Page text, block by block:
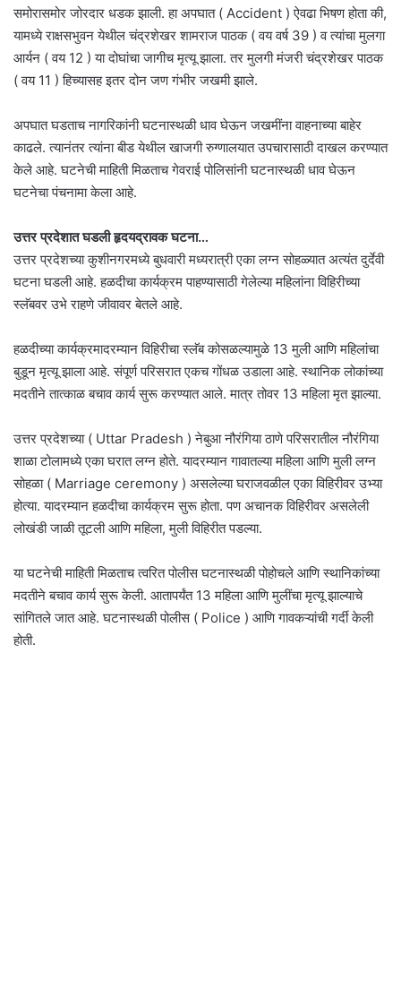
समोरासमोर जोरदार धडक झाली. हा अपघात ( Accident ) ऐवढा भिषण होता की,
यामध्ये राक्षसभुवन येथील चंद्रशेखर शामराज पाठक ( वय वर्ष 39 ) व त्यांचा मुलगा
आर्यन ( वय 12 ) या दोघांचा जागीच मृत्यू झाला. तर मुलगी मंजरी चंद्रशेखर पाठक
( वय 11 ) हिच्यासह इतर दोन जण गंभीर जखमी झाले.
अपघात घडताच नागरिकांनी घटनास्थळी धाव घेऊन जखमींना वाहनाच्या बाहेर
काढले. त्यानंतर त्यांना बीड येथील खाजगी रुग्णालयात उपचारासाठी दाखल करण्यात
केले आहे. घटनेची माहिती मिळताच गेवराई पोलिसांनी घटनास्थळी धाव घेऊन
घटनेचा पंचनामा केला आहे.
उत्तर प्रदेशात घडली हृदयद्रावक घटना…
उत्तर प्रदेशच्या कुशीनगरमध्ये बुधवारी मध्यरात्री एका लग्न सोहळ्यात अत्यंत दुर्देवी
घटना घडली आहे. हळदीचा कार्यक्रम पाहण्यासाठी गेलेल्या महिलांना विहिरीच्या
स्लॅबवर उभे राहणे जीवावर बेतले आहे.
हळदीच्या कार्यक्रमादरम्यान विहिरीचा स्लॅब कोसळल्यामुळे 13 मुली आणि महिलांचा
बुडून मृत्यू झाला आहे. संपूर्ण परिसरात एकच गोंधळ उडाला आहे. स्थानिक लोकांच्या
मदतीने तात्काळ बचाव कार्य सुरू करण्यात आले. मात्र तोवर 13 महिला मृत झाल्या.
उत्तर प्रदेशच्या ( Uttar Pradesh ) नेबुआ नौरंगिया ठाणे परिसरातील नौरंगिया
शाळा टोलामध्ये एका घरात लग्न होते. यादरम्यान गावातल्या महिला आणि मुली लग्न
सोहळा ( Marriage ceremony ) असलेल्या घराजवळील एका विहिरीवर उभ्या
होत्या. यादरम्यान हळदीचा कार्यक्रम सुरू होता. पण अचानक विहिरीवर असलेली
लोखंडी जाळी तूटली आणि महिला, मुली विहिरीत पडल्या.
या घटनेची माहिती मिळताच त्वरित पोलीस घटनास्थळी पोहोचले आणि स्थानिकांच्या
मदतीने बचाव कार्य सुरू केली. आतापर्यंत 13 महिला आणि मुलींचा मृत्यू झाल्याचे
सांगितले जात आहे. घटनास्थळी पोलीस ( Police ) आणि गावकऱ्यांची गर्दी केली
होती.